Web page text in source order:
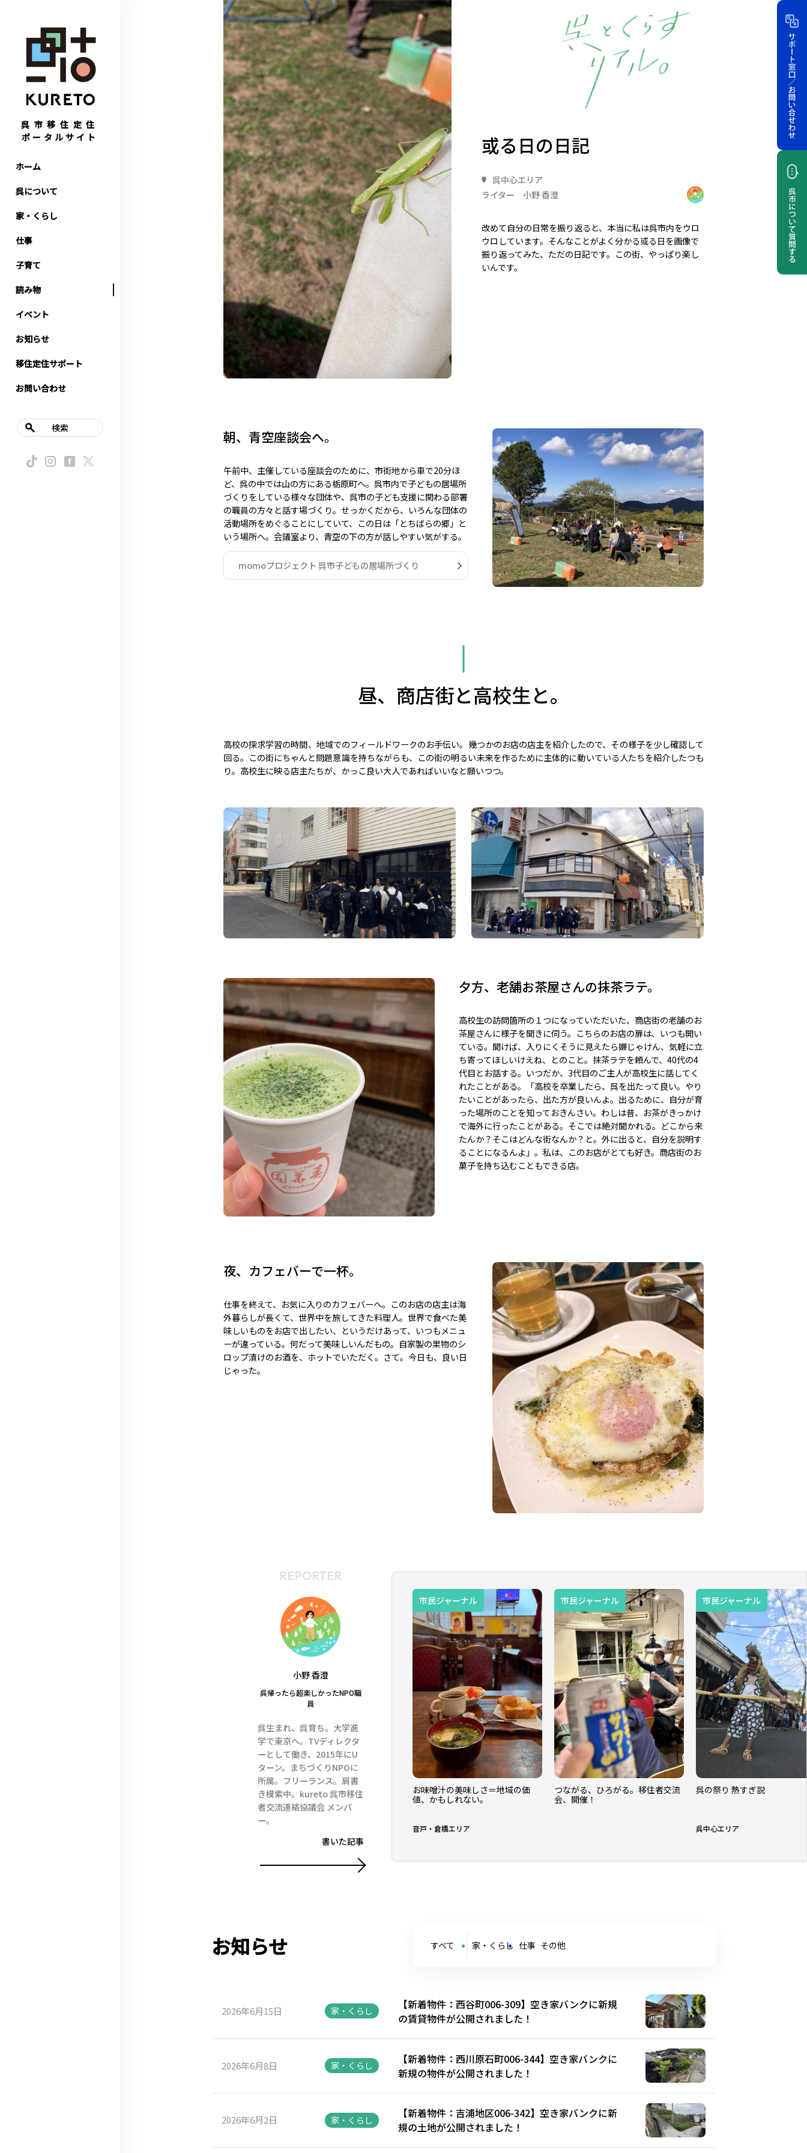
呉市移住定住
ポータルサイト
ホーム
呉について
家・くらし
仕事
子育て
読み物
イベント
お知らせ
移住定住サポート
お問い合わせ
検索
或る日の日記
呉中心エリア
ライター 小野 香澄
改めて自分の日常を振り返ると、本当に私は呉市内をウロ
ウロしています。そんなことがよく分かる或る日を画像で
振り返ってみた、ただの日記です。この街、やっぱり楽し
いんです。
朝、青空座談会へ。
午前中、主催している座談会のために、市街地から車で20分ほ
ど、呉の中では山の方にある栃原町へ。呉市内で子どもの居場所
づくりをしている様々な団体や、呉市の子ども支援に関わる部署
の職員の方々と話す場づくり。せっかくだから、いろんな団体の
活動場所をめぐることにしていて、この日は「とちばらの郷」と
いう場所へ。会議室より、青空の下の方が話しやすい気がする。
momoプロジェクト 呉市子どもの居場所づくり
昼、商店街と高校生と。
高校の探求学習の時間、地域でのフィールドワークのお手伝い。幾つかのお店の店主を紹介したので、その様子を少し確認して
回る。この街にちゃんと問題意識を持ちながらも、この街の明るい未来を作るために主体的に動いている人たちを紹介したつも
り。高校生に映る店主たちが、かっこ良い大人であればいいなと願いつつ。
夕方、老舗お茶屋さんの抹茶ラテ。
高校生の訪問箇所の１つになっていただいた、商店街の老舗のお
茶屋さんに様子を聞きに伺う。こちらのお店の扉は、いつも開い
ている。聞けば、入りにくそうに見えたら嫌じゃけん、気軽に立
ち寄ってほしいけえね、とのこと。抹茶ラテを頼んで、40代の4
代目とお話する。いつだか、3代目のご主人が高校生に話してく
れたことがある。「高校を卒業したら、呉を出たって良い。やり
たいことがあったら、出た方が良いんよ。出るために、自分が育
った場所のことを知っておきんさい。わしは昔、お茶がきっかけ
で海外に行ったことがある。そこでは絶対聞かれる。どこから来
たんか？そこはどんな街なんか？と。外に出ると、自分を説明す
ることになるんよ」。私は、このお店がとても好き。商店街のお
菓子を持ち込むこともできる店。
夜、カフェバーで一杯。
仕事を終えて、お気に入りのカフェバーへ。このお店の店主は海
外暮らしが長くて、世界中を旅してきた料理人。世界で食べた美
味しいものをお店で出したい、というだけあって、いつもメニュ
ーが違っている。何だって美味しいんだもの。自家製の果物のシ
ロップ漬けのお酒を、ホットでいただく。さて。今日も、良い日
じゃった。
REPORTER
小野 香澄
呉帰ったら超楽しかったNPO職
員
呉生まれ、呉育ち。大学進
学で東京へ。TVディレクタ
ーとして働き、2015年にU
ターン。まちづくりNPOに
所属。フリーランス。肩書
き模索中。kureto 呉市移住
者交流連絡協議会 メンバ
ー。
書いた記事
市民ジャーナル
お味噌汁の美味しさ＝地域の価
値、かもしれない。
音戸・倉橋エリア
市民ジャーナル
つながる、ひろがる。移住者交流
会、開催！
市民ジャーナル
呉の祭り 熱すぎ説
呉中心エリア
お知らせ すべて 家・くらし 仕事 その他
2026年6月15日 家・くらし
【新着物件：西谷町006-309】空き家バンクに新規
の賃貸物件が公開されました！
2026年6月8日 家・くらし
【新着物件：西川原石町006-344】空き家バンクに
新規の物件が公開されました！
2026年6月2日 家・くらし
【新着物件：吉浦地区006-342】空き家バンクに新
規の土地が公開されました！